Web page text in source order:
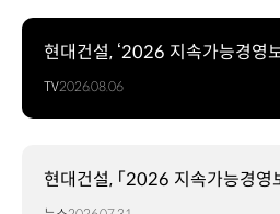
현대건설, ‘2026 지속가능경영
TV2026.08.06
현대건설, 「2026 지속가능경영